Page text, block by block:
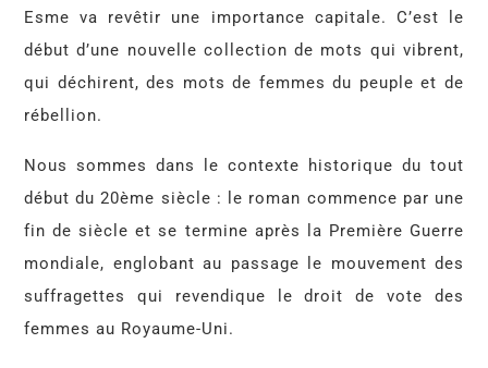
Esme va revêtir une importance capitale. C’est le
début d’une nouvelle collection de mots qui vibrent,
qui déchirent, des mots de femmes du peuple et de
rébellion.
Nous sommes dans le contexte historique du tout
début du 20ème siècle : le roman commence par une
fin de siècle et se termine après la Première Guerre
mondiale, englobant au passage le mouvement des
suffragettes qui revendique le droit de vote des
femmes au Royaume-Uni.